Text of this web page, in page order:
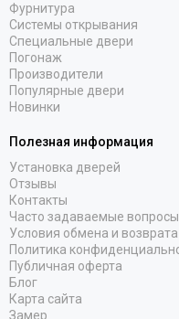
Фурнитура
Системы открывания
Специальные двери
Погонаж
Производители
Популярные двери
Новинки
Полезная информация
Установка дверей
Отзывы
Контакты
Часто задаваемые вопросы
Условия обмена и возврата
Политика
Публичная оферта
Блог
Карта сайта
Замер